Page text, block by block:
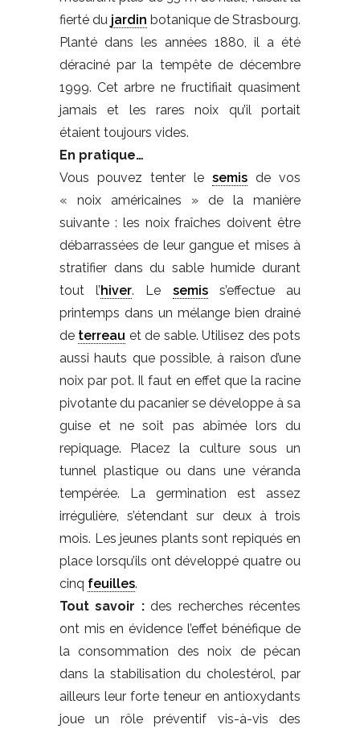
fierté du jardin botanique de Strasbourg.
Planté dans les années 1880, il a été
déraciné par la tempête de décembre
1999. Cet arbre ne fructifiait quasiment
jamais et les rares noix qu’il portait
étaient toujours vides.
En pratique…
Vous pouvez tenter le semis de vos
« noix américaines » de la manière
suivante : les noix fraîches doivent être
débarrassées de leur gangue et mises à
stratifier dans du sable humide durant
tout l’hiver. Le semiss’effectue au
printemps dans un mélange bien drainé
de terreau et de sable. Utilisez des pots
aussi hauts que possible, à raison d’une
noix par pot. Il faut en effet que la racine
pivotante du pacanier se développe à sa
guise et ne soit pas abîmée lors du
repiquage. Placez la culture sous un
tunnel plastique ou dans une véranda
tempérée. La germination est assez
irrégulière, s’étendant sur deux à trois
mois. Les jeunes plants sont repiqués en
place lorsqu’ils ont développé quatre ou
cinq feuilles.
Tout savoir :des recherches récentes
ont mis en évidence l’effet bénéfique de
la consommation des noix de pécan
dans la stabilisation du cholestérol, par
ailleurs leur forte teneur en antioxydants
joue un rôle préventif vis-à-vis des